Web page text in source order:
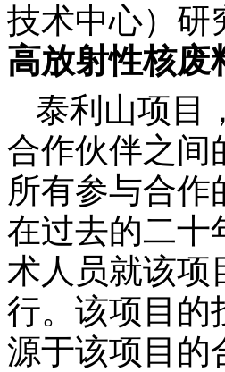
技术中心）研
高放射性核废
泰利山项目
合作伙伴之间
所有参与合
在过去的二十
术人员就该项
行。该项目的
源于该项目的